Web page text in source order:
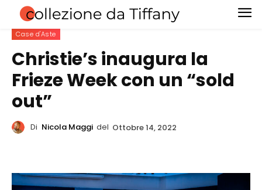
Case d'Aste
Christie’s inaugura la
Frieze Week con un “sold
out”
Di Nicola Maggi del Ottobre 14, 2022